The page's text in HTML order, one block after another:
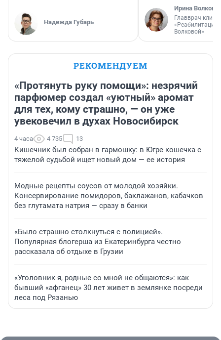
Надежда Губарь
Ирина Волкова
Главврач
«Реабилитация
Волковой»
РЕКОМЕНДУЕМ
«Протянуть руку помощи»: незрячий
парфюмер создал «уютный» аромат
для тех, кому страшно, — он уже
увековечил в духах Новосибирск
4 часа 4 735 13
Кишечник был собран в гармошку: в Югре кошечка с
тяжелой судьбой ищет новый дом — ее история
Модные рецепты соусов от молодой хозяйки.
Консервирование помидоров, баклажанов, кабачков
без глутамата натрия — сразу в банки
«Было страшно столкнуться с полицией».
Популярная блогерша из Екатеринбурга честно
рассказала об отдыхе в Грузии
«Уголовник я, родные со мной не общаются»: как
бывший «афганец» 30 лет живет в землянке посреди
леса под Рязанью